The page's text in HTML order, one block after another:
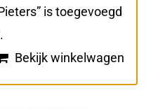
is toegevoegd
Bekijk winkelwagen